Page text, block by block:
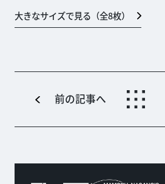
大きなサイズで見る（全8枚）
前の記事へ